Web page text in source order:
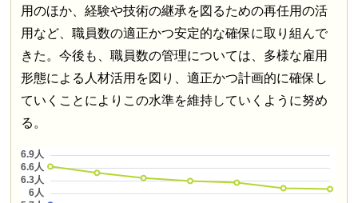
用のほか、経験や技術の継承を図るための再任用の活
用など、職員数の適正かつ安定的な確保に取り組んで
きた。今後も、職員数の管理については、多様な雇用
形態による人材活用を図り、適正かつ計画的に確保し
ていくことによりこの水準を維持していくように努め
る。